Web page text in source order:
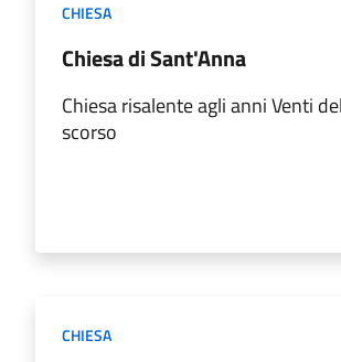
CHIESA
Chiesa di Sant'Anna
Chiesa risalente agli anni Venti
scorso
CHIESA